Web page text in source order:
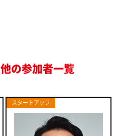
他の参加者一覧
スタートアップ